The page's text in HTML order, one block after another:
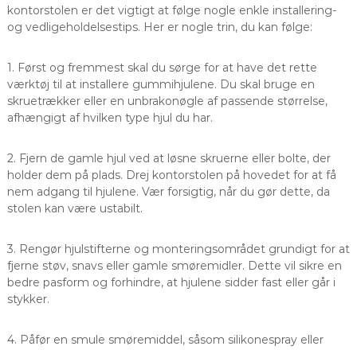
kontorstolen er det vigtigt at følge nogle enkle installering-
og vedligeholdelsestips. Her er nogle trin, du kan følge:
1. Først og fremmest skal du sørge for at have det rette
værktøj til at installere gummihjulene. Du skal bruge en
skruetrækker eller en unbrakonøgle af passende størrelse,
afhængigt af hvilken type hjul du har.
2. Fjern de gamle hjul ved at løsne skruerne eller bolte, der
holder dem på plads. Drej kontorstolen på hovedet for at få
nem adgang til hjulene. Vær forsigtig, når du gør dette, da
stolen kan være ustabilt.
3. Rengør hjulstifterne og monteringsområdet grundigt for at
fjerne støv, snavs eller gamle smøremidler. Dette vil sikre en
bedre pasform og forhindre, at hjulene sidder fast eller går i
stykker.
4. Påfør en smule smøremiddel, såsom silikonespray eller